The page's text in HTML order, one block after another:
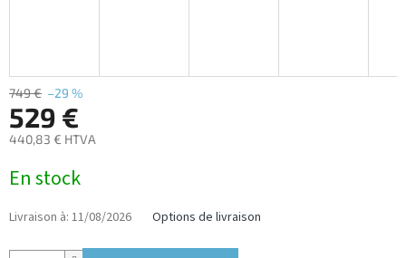
749 € –29 %
529 €
440,83 € HTVA
de
mesure:
En stock
Livraison à: 11/08/2026 Options de livraison